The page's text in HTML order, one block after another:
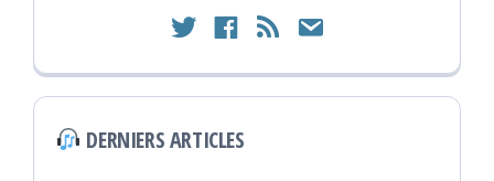
twitter facebook
rss email
DERNIERS ARTICLES